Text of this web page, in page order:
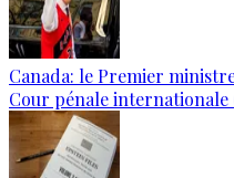
Canada: le Premier
Cour pénale internationale